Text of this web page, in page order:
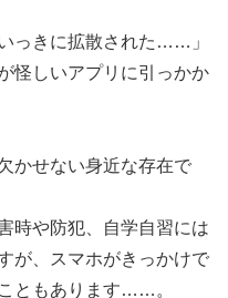
っきに拡散された……」
怪しいアプリに引っかか
かせない身近な存在で
時や防犯、自学自習には
が、スマホがきっかけで
ともあります……。